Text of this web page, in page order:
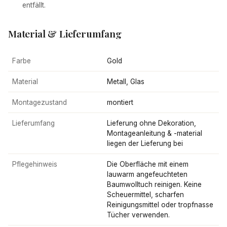
entfällt.
Material & Lieferumfang
Farbe Gold
Material Metall, Glas
Montagezustand montiert
Lieferumfang
Lieferung ohne Dekoration,
Montageanleitung & -material
liegen der Lieferung bei
Pflegehinweis
Die Oberfläche mit einem
lauwarm angefeuchteten
Baumwolltuch reinigen. Keine
Scheuermittel, scharfen
Reinigungsmittel oder tropfnasse
Tücher verwenden.